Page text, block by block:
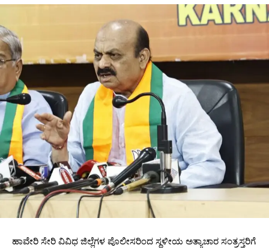
ಹಾವೇರಿ ಸೇರಿ ವಿವಿಧ ಜಿಲ್ಲೆಗಳ ಪೊಲೀಸರಿಂದ ಸ್ಥಳೀಯ ಅತ್ಯಾಚಾರ ಸಂತ್ರಸ್ತರಿಗೆ